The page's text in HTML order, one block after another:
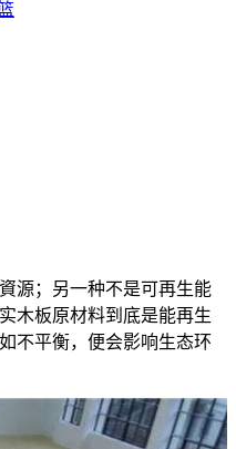
源；另一种不是可再生能
木板原材料到底是能再生
不平衡，便会影响生态环